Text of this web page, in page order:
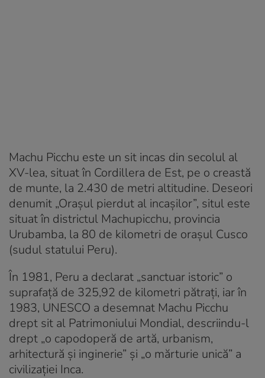
Machu Picchu este un sit incas din secolul al
XV-lea, situat în Cordillera de Est, pe o creastă
de munte, la 2.430 de metri altitudine. Deseori
denumit „Orașul pierdut al incașilor”, situl este
situat în districtul Machupicchu, provincia
Urubamba, la 80 de kilometri de orașul Cusco
(sudul statului Peru).
În 1981, Peru a declarat „sanctuar istoric” o
suprafață de 325,92 de kilometri pătrați, iar în
1983, UNESCO a desemnat Machu Picchu
drept sit al Patrimoniului Mondial, descriindu-l
drept „o capodoperă de artă, urbanism,
arhitectură și inginerie” și „o mărturie unică” a
civilizației Inca.